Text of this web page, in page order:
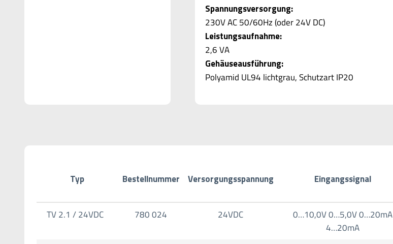
Spannungsversorgung:
230V AC 50/60Hz (oder 24V DC)
Leistungsaufnahme:
2,6 VA
Gehäuseausführung:
Polyamid UL94 lichtgrau, Schutzart IP20
Typ Bestellnummer Versorgungsspannung Eingangssignal
TV 2.1 / 24VDC
780 024 24VDC
0…10,0V 0…5,0V 0…20mA
4…20mA